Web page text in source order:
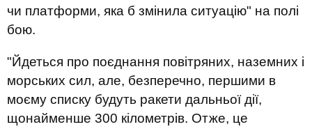
чи платформи, яка б змінила ситуацію" на полі
бою.
"Йдеться про поєднання повітряних, наземних і
морських сил, але, безперечно, першими в
моєму списку будуть ракети дальньої дії,
щонайменше 300 кілометрів. Отже, це